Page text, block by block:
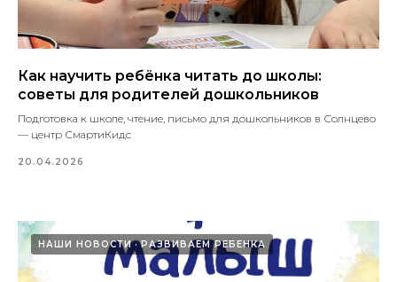
Как научить ребёнка читать до школы:
советы для родителей дошкольников
Подготовка к школе, чтение, письмо для дошкольников в Солнцево
— центр СмартиКидс
20.04.2026
НАШИ НОВОСТИ РАЗВИВАЕМ РЕБЕНКА